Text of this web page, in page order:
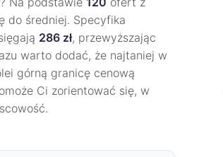
do średniej. Specyfika
286 zł, przewyższając
warto dodać, że najtaniej w
górną granicę cenową
Ci zorientować się, w